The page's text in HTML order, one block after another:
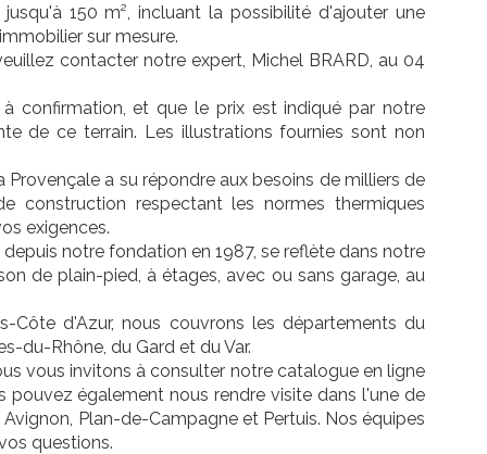
150 m², incluant la possibilité d'ajouter une
sur mesure.
contacter notre expert, Michel BRARD, au 04
confirmation, et que le prix est indiqué par notre
de ce terrain. Les illustrations fournies sont non
a su répondre aux besoins de milliers de
construction respectant les normes thermiques
exigences.
notre fondation en 1987, se reflète dans notre
de plain-pied, à étages, avec ou sans garage, au
Côte d'Azur, nous couvrons les départements du
du-Rhône, du Gard et du Var.
vous invitons à consulter notre catalogue en ligne
pouvez également nous rendre visite dans l'une de
Plan-de-Campagne et Pertuis. Nos équipes
questions.